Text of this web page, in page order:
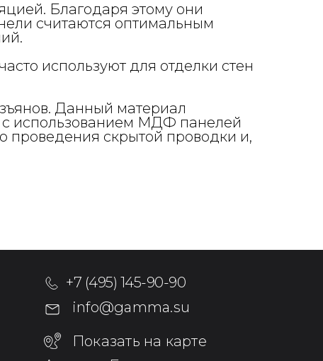
Благодаря этому они
считаются оптимальным
используют для отделки стен
Данный материал
с использованием МДФ панелей
проведения скрытой проводки и,
+7 (495) 145-90-90
info@gamma.su
Показать на карте